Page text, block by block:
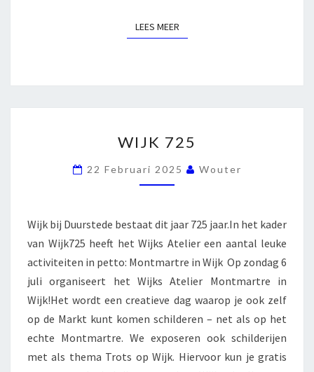
LEES MEERLEES MEER
725
WIJK 725
22 Februari 2025 Wouter
Wijk bij Duurstede bestaat dit jaar 725 jaar.In het kader
van Wijk725 heeft het Wijks Atelier een aantal leuke
activiteiten in petto: Montmartre in Wijk Op zondag 6
juli organiseert het Wijks Atelier Montmartre in
Wijk!Het wordt een creatieve dag waarop je ook zelf
op de Markt kunt komen schilderen – net als op het
echte Montmartre. We exposeren ook schilderijen
met als thema Trots op Wijk. Hiervoor kun je gratis